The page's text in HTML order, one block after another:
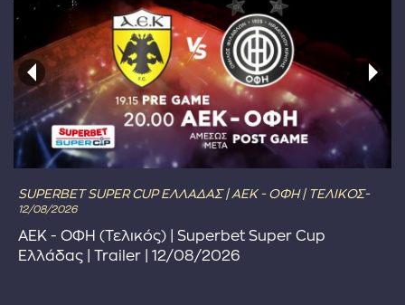
SUPERBET SUPER CUP ΕΛΛΑΔΑΣ | ΑΕΚ - ΟΦΗ | ΤΕΛΙΚΟΣ-
12/08/2026
ΑΕΚ - ΟΦΗ (Τελικός) | Superbet Super Cup
Ελλάδας | Trailer | 12/08/2026